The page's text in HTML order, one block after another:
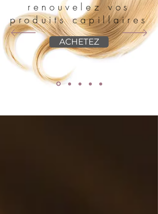
renouvelez vos
produits capillaires
ACHETEZ